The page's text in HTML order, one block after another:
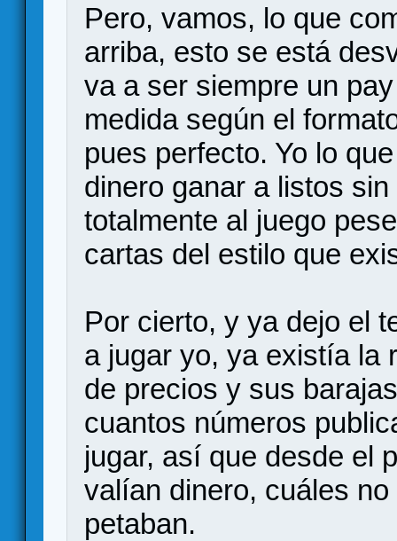
Pero, vamos, lo que
arriba, esto se está
va a ser siempre un
medida según el
pues perfecto. Yo lo
dinero ganar a listos
totalmente al juego
cartas del estilo que
Por cierto, y ya dejo el
a jugar yo, ya existía la
de precios y sus
cuantos números
jugar, así que desde el
valían dinero, cuáles
petaban.